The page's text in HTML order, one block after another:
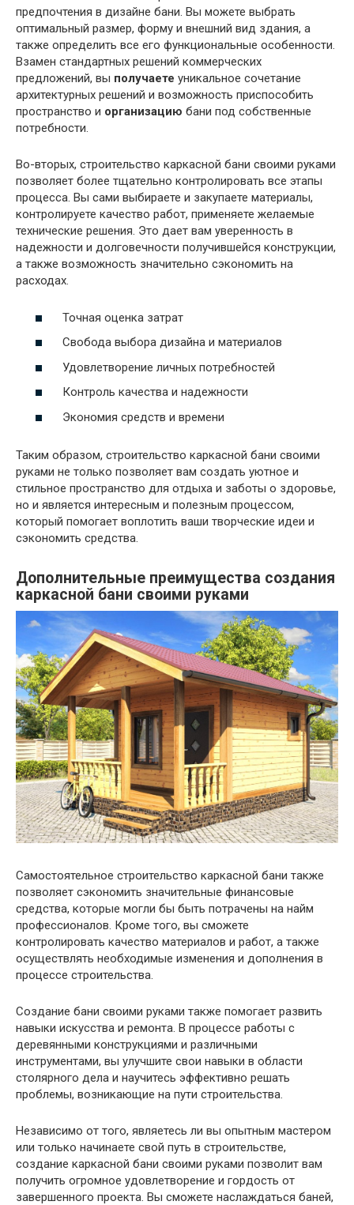
предпочтения в дизайне бани. Вы можете выбрать
оптимальный размер, форму и внешний вид здания, а
также определить все его функциональные особенности.
Взамен стандартных решений коммерческих
предложений, вы получаете уникальное сочетание
архитектурных решений и возможность приспособить
пространство и организацию бани под собственные
потребности.
Во-вторых, строительство каркасной бани своими руками
позволяет более тщательно контролировать все этапы
процесса. Вы сами выбираете и закупаете материалы,
контролируете качество работ, применяете желаемые
технические решения. Это дает вам уверенность в
надежности и долговечности получившейся конструкции,
а также возможность значительно сэкономить на
расходах.
Точная оценка затрат
Свобода выбора дизайна и материалов
Удовлетворение личных потребностей
Контроль качества и надежности
Экономия средств и времени
Таким образом, строительство каркасной бани своими
руками не только позволяет вам создать уютное и
стильное пространство для отдыха и заботы о здоровье,
но и является интересным и полезным процессом,
который помогает воплотить ваши творческие идеи и
сэкономить средства.
Дополнительные преимущества создания
каркасной бани своими руками
Самостоятельное строительство каркасной бани также
позволяет сэкономить значительные финансовые
средства, которые могли бы быть потрачены на найм
профессионалов. Кроме того, вы сможете
контролировать качество материалов и работ, а также
осуществлять необходимые изменения и дополнения в
процессе строительства.
Создание бани своими руками также помогает развить
навыки искусства и ремонта. В процессе работы с
деревянными конструкциями и различными
инструментами, вы улучшите свои навыки в области
столярного дела и научитесь эффективно решать
проблемы, возникающие на пути строительства.
Независимо от того, являетесь ли вы опытным мастером
или только начинаете свой путь в строительстве,
создание каркасной бани своими руками позволит вам
получить огромное удовлетворение и гордость от
завершенного проекта. Вы сможете наслаждаться баней,